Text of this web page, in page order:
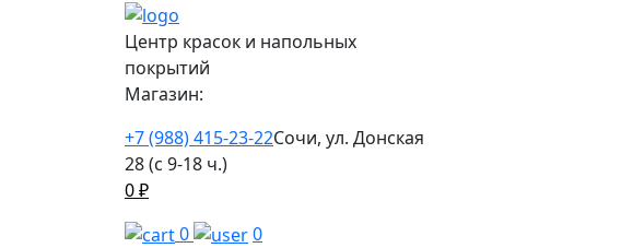
Центр красок и напольных
покрытий
Магазин:
+7 (988) 415-23-22Сочи, ул. Донская
28 (с 9-18 ч.)
0₽
0
0